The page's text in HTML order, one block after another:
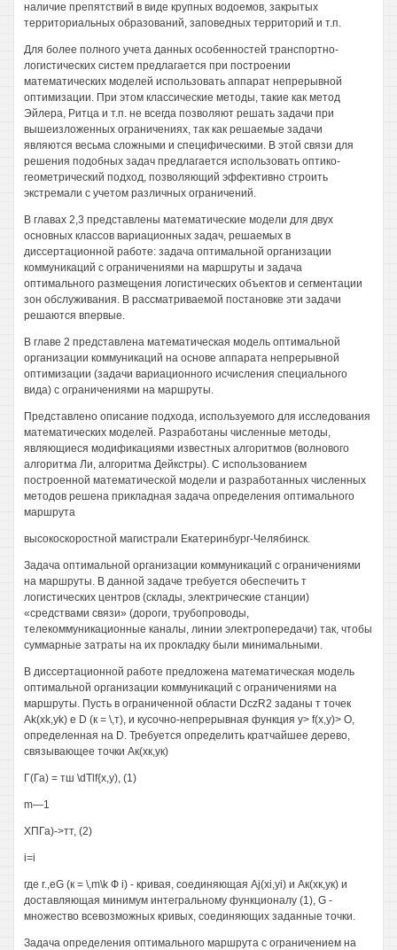
наличие препятствий в виде крупных водоемов, закрытых
территориальных образований, заповедных территорий и т.п.
Для более полного учета данных особенностей транспортно-
логистических систем предлагается при построении
математических моделей использовать аппарат непрерывной
оптимизации. При этом классические методы, такие как метод
Эйлера, Ритца и т.п. не всегда позволяют решать задачи при
вышеизложенных ограничениях, так как решаемые задачи
являются весьма сложными и специфическими. В этой связи для
решения подобных задач предлагается использовать оптико-
геометрический подход, позволяющий эффективно строить
экстремали с учетом различных ограничений.
В главах 2,3 представлены математические модели для двух
основных классов вариационных задач, решаемых в
диссертационной работе: задача оптимальной организации
коммуникаций с ограничениями на маршруты и задача
оптимального размещения логистических объектов и сегментации
зон обслуживания. В рассматриваемой постановке эти задачи
решаются впервые.
В главе 2 представлена математическая модель оптимальной
организации коммуникаций на основе аппарата непрерывной
оптимизации (задачи вариационного исчисления специального
вида) с ограничениями на маршруты.
Представлено описание подхода, используемого для исследования
математических моделей. Разработаны численные методы,
являющиеся модификациями известных алгоритмов (волнового
алгоритма Ли, алгоритма Дейкстры). С использованием
построенной математической модели и разработанных численных
методов решена прикладная задача определения оптимального
маршрута
высокоскоростной магистрали Екатеринбург-Челябинск.
Задача оптимальной организации коммуникаций с ограничениями
на маршруты. В данной задаче требуется обеспечить т
логистических центров (склады, электрические станции)
«средствами связи» (дороги, трубопроводы,
телекоммуникационные каналы, линии электропередачи) так, чтобы
суммарные затраты на их прокладку были минимальными.
В диссертационной работе предложена математическая модель
оптимальной организации коммуникаций с ограничениями на
маршруты. Пусть в ограниченной области DczR2 заданы т точек
Ak(xk,yk) е D (к = \,т), и кусочно-непрерывная функция у> f(x,y)> О,
определенная на D. Требуется определить кратчайшее дерево,
связывающее точки Ак(хк,ук)
Г(Га) = тш \dTlf{x,y), (1)
m—1
ХПГа)->тт, (2)
i=i
где r.,eG (к = \,m\k Ф i) - кривая, соединяющая Aj(xi,yi) и Ак(хк,ук) и
доставляющая минимум интегральному функционалу (1), G -
множество всевозможных кривых, соединяющих заданные точки.
Задача определения оптимального маршрута с ограничением на